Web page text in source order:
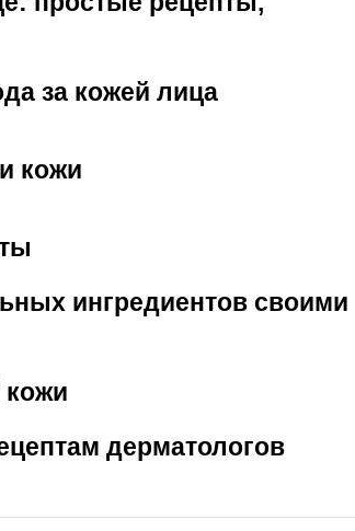
за кожей лица
кожи
ингредиентов своими
кожи
дерматологов